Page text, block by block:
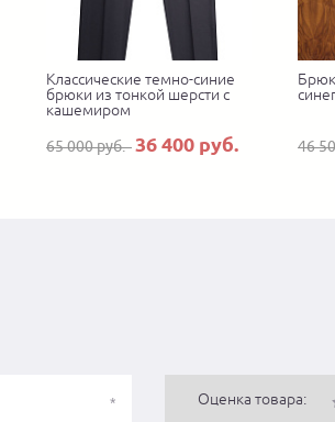
Классические темно-синие
брюки из тонкой шерсти с
кашемиром
65 000 руб.36 400 руб. 46
Оценка товара: